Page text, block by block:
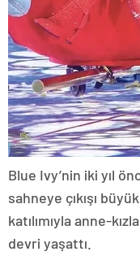
Blue Ivy’nin iki yıl
sahneye çıkışı
katılımıyla anne-
devri yaşattı.